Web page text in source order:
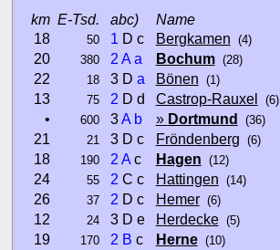
km E-Tsd. abc)
Name
18
50 1 D c Bergkamen (4)
20 380 2 A a Bochum (28)
22 18 3 D a Bönen (1)
13 75 2 D d Castrop-Rauxel (6)
• 600 3A b » Dortmund (36)
21 21 3 D c Fröndenberg (6)
18 190 2 Ac Hagen (12)
24 55 2 C c Hattingen (14)
26 37 2 D c Hemer (6)
12 24 3 D e Herdecke (5)
19 170 2 B c Herne (10)